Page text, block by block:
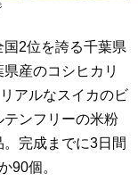
国2位を誇る千葉県
産のコシヒカリ
アルなスイカのビ
テンフリーの米粉
完成までに3日間
90個。